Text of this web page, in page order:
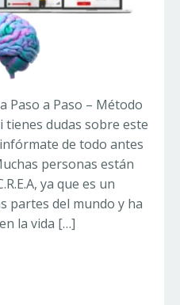
Paso a Paso – Método
tienes dudas sobre este
de todo antes
personas están
ya que es un
partes del mundo y ha
la vida […]